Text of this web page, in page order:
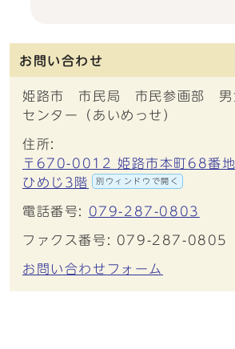
お問い合わせ
姫路市 市民局 市民参画部 男
センター（あいめっせ）
住所:
〒670-0012 姫路市本町68番
ひめじ3階
別ウィンドウで開く
電話番号: 079-287-0803
ファクス番号: 079-287-0805
お問い合わせフォーム